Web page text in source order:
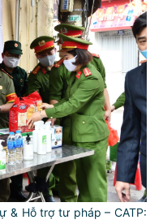
& Hỗ trợ tư pháp – CATP: